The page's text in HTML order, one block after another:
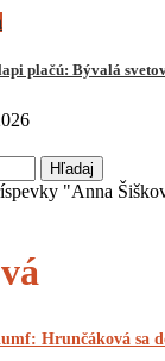
plačú: Bývalá
Hľadaj
"Anna
Hrunčáková sa